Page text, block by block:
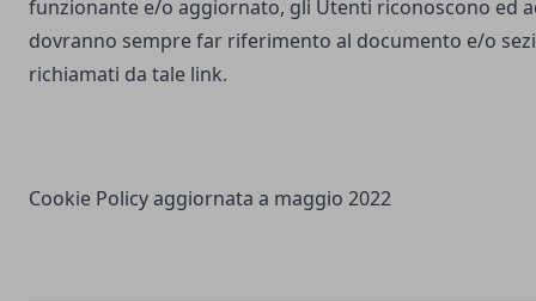
funzionante e/o aggiornato, gli Utenti riconoscono ed
dovranno sempre far riferimento al documento e/o
richiamati da tale link.
Cookie Policy aggiornata a maggio 2022